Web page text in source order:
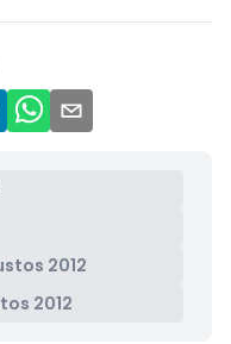
2012
2012